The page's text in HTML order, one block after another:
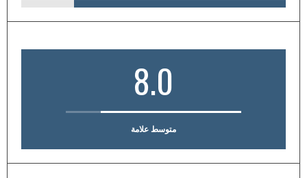
8.0
متوسط علامة